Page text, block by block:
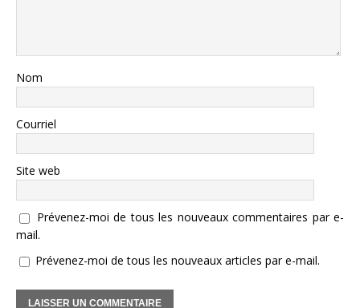
Nom
Courriel
Site web
Prévenez-moi de tous les nouveaux commentaires par e-
mail.
Prévenez-moi de tous les nouveaux articles par e-mail.